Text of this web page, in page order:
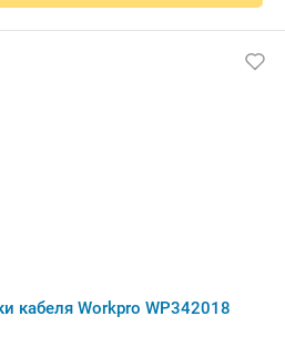
кабеля Workpro WP342018